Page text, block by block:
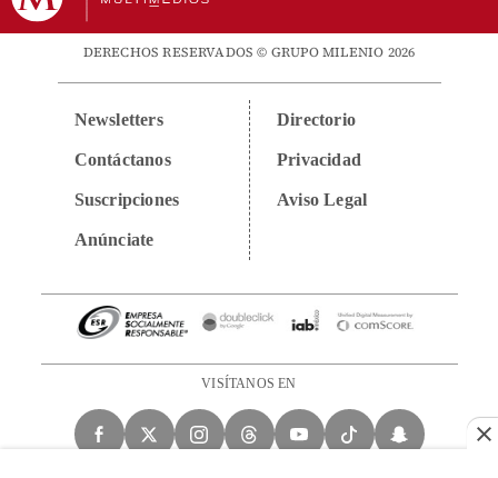
DERECHOS RESERVADOS © GRUPO MILENIO 2026
Newsletters
Contáctanos
Suscripciones
Anúnciate
Directorio
Privacidad
Aviso Legal
VISÍTANOS EN